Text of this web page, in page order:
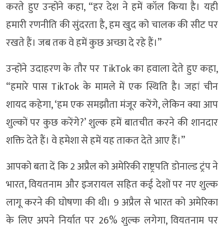
करते हुए उन्होंने कहा, “हर देश ने हमें कॉल किया है। यही
हमारी रणनीति की सुंदरता है, हम खुद को चालक की सीट पर
रखते हैं। जब तक वे हमें कुछ अच्छा दे रहे हैं।”
उन्होंने उदाहरण के तौर पर TikTok का हवाला देते हुए कहा,
“हमारे पास TikTok के मामले में एक स्थिति है। जहां चीन
शायद कहेगा, ‘हम एक समझौता मंजूर करेंगे, लेकिन क्या आप
शुल्कों पर कुछ करेंगे?’ शुल्क हमें बातचीत करने की शानदार
शक्ति देते हैं। वे हमेशा से हमें यह ताकत देते आए हैं।”
आपको बता दें कि 2 अप्रैल को अमेरिकी राष्ट्रपति डोनाल्ड ट्रंप ने
भारत, वियतनाम और इजरायल सहित कई देशों पर नए शुल्क
लागू करने की घोषणा की थी। 9 अप्रैल से भारत को अमेरिका
के लिए अपने निर्यात पर 26% शुल्क लगेगा, वियतनाम पर